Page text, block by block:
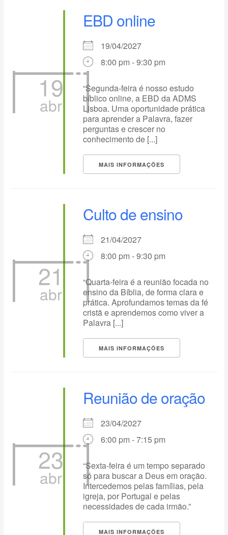
19
abr
EBD online
19/04/2027
8:00 pm - 9:30 pm
“Segunda-feira é nosso estudo
bíblico online, a EBD da ADMS
Lisboa. Uma oportunidade prática
para aprender a Palavra, fazer
perguntas e crescer no
conhecimento de [...]
MAIS INFORMAÇÕES
21
abr
Culto de ensino
21/04/2027
8:00 pm - 9:30 pm
“Quarta-feira é a reunião focada no
ensino da Bíblia, de forma clara e
prática. Aprofundamos temas da fé
cristã e aprendemos como viver a
Palavra [...]
MAIS INFORMAÇÕES
23
abr
Reunião de oração
23/04/2027
6:00 pm - 7:15 pm
“Sexta-feira é um tempo separado
só para buscar a Deus em oração.
Intercedemos pelas famílias, pela
igreja, por Portugal e pelas
necessidades de cada irmão.”
MAIS INFORMAÇÕES